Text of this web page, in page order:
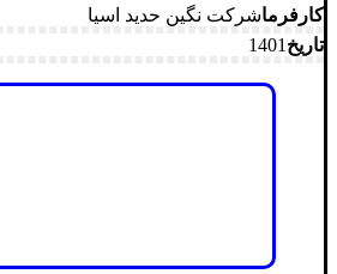
کارفرماشرکت نگین حدید اسیا
تاریخ 1401